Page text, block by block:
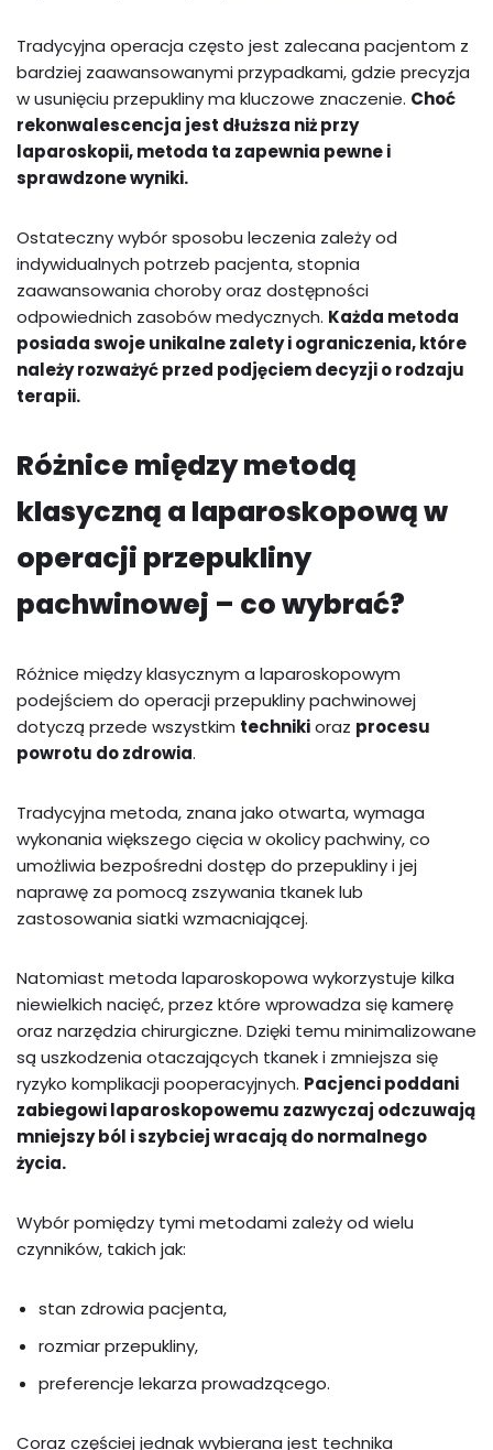
Tradycyjna operacja często jest zalecana pacjentom z
bardziej zaawansowanymi przypadkami, gdzie precyzja
w usunięciu przepukliny ma kluczowe znaczenie. Choć
rekonwalescencja jest dłuższa niż przy
laparoskopii, metoda ta zapewnia pewne i
sprawdzone wyniki.
Ostateczny wybór sposobu leczenia zależy od
indywidualnych potrzeb pacjenta, stopnia
zaawansowania choroby oraz dostępności
odpowiednich zasobów medycznych. Każda metoda
posiada swoje unikalne zalety i ograniczenia, które
należy rozważyć przed podjęciem decyzji o rodzaju
terapii.
Różnice między metodą
klasyczną a laparoskopową w
operacji przepukliny
pachwinowej – co wybrać?
Różnice między klasycznym a laparoskopowym
podejściem do operacji przepukliny pachwinowej
dotyczą przede wszystkim technikioraz procesu
powrotu do zdrowia.
Tradycyjna metoda, znana jako otwarta, wymaga
wykonania większego cięcia w okolicy pachwiny, co
umożliwia bezpośredni dostęp do przepukliny i jej
naprawę za pomocą zszywania tkanek lub
zastosowania siatki wzmacniającej.
Natomiast metoda laparoskopowa wykorzystuje kilka
niewielkich nacięć, przez które wprowadza się kamerę
oraz narzędzia chirurgiczne. Dzięki temu minimalizowane
są uszkodzenia otaczających tkanek i zmniejsza się
ryzyko komplikacji pooperacyjnych. Pacjenci poddani
zabiegowi laparoskopowemu zazwyczaj odczuwają
mniejszy ból i szybciej wracają do normalnego
życia.
Wybór pomiędzy tymi metodami zależy od wielu
czynników, takich jak:
stan zdrowia pacjenta,
rozmiar przepukliny,
preferencje lekarza prowadzącego.
Coraz częściej jednak wybierana jest technika